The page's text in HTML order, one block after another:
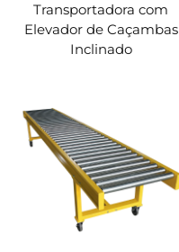
Transportadora com
Elevador de Caçambas
Inclinado